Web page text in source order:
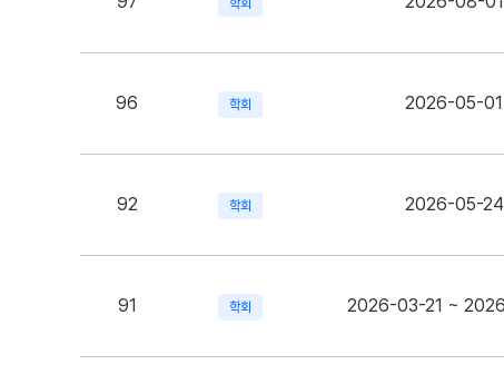
학회
96 학회 2026-05-01
92 학회 2026-05-24
91 학회 2026-03-21 ~